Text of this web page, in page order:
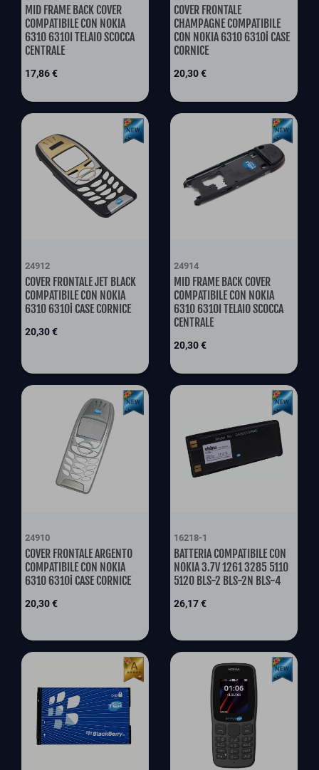
MID FRAME BACK COVER
COMPATIBILE CON NOKIA
6310 6310I TELAIO SCOCCA
CENTRALE
Preis
17,86 €
COVER FRONTALE
CHAMPAGNE COMPATIBILE
CON NOKIA 6310 6310i CASE
CORNICE
Preis
20,30 €
24912
COVER FRONTALE JET BLACK
COMPATIBILE CON NOKIA
6310 6310i CASE CORNICE
Preis
20,30 €
24914
MID FRAME BACK COVER
COMPATIBILE CON NOKIA
6310 6310I TELAIO SCOCCA
CENTRALE
Preis
20,30 €
24910
COVER FRONTALE ARGENTO
COMPATIBILE CON NOKIA
6310 6310i CASE CORNICE
Preis
20,30 €
16218-1
BATTERIA COMPATIBILE CON
NOKIA 3.7V 1261 3285 5110
5120 BLS-2 BLS-2N BLS-4
Preis
26,17 €